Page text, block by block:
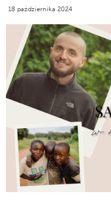
18 października 2024